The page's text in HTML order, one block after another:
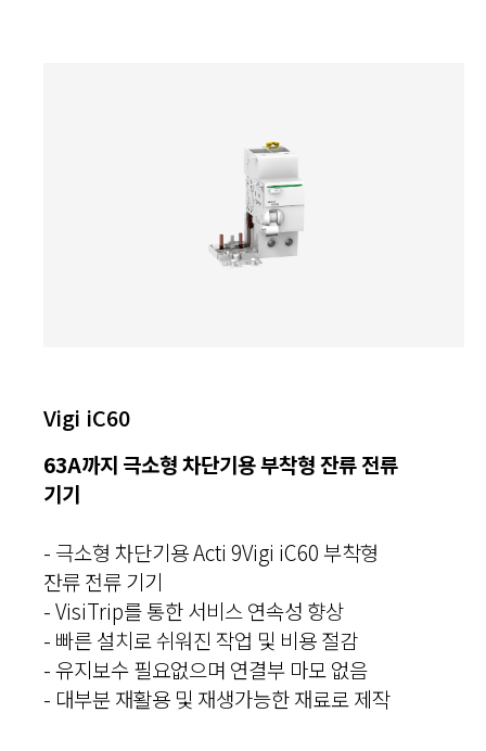
Vigi iC60
63A까지 극소형 차단기용 부착형 잔류 전류
기기
- 극소형 차단기용 Acti 9Vigi iC60 부착형
잔류 전류 기기
- VisiTrip를 통한 서비스 연속성 향상
- 빠른 설치로 쉬워진 작업 및 비용 절감
- 유지보수 필요없으며 연결부 마모 없음
- 대부분 재활용 및 재생가능한 재료로 제작